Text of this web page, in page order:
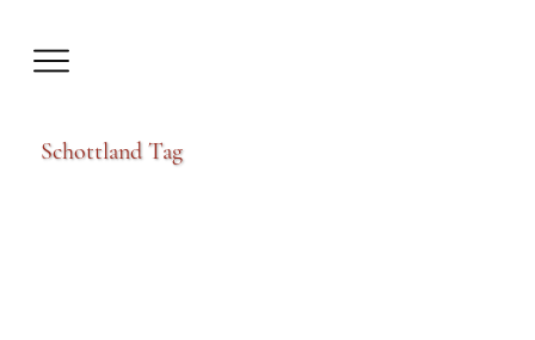
Schottland Tag